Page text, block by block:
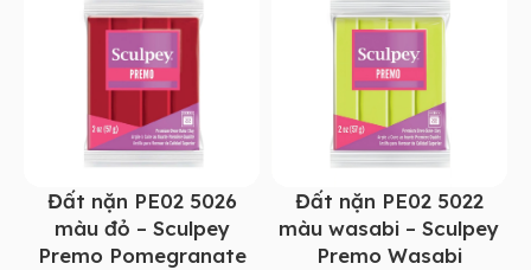
Đất nặn PE02 5026
màu đỏ – Sculpey
Premo Pomegranate
Đất nặn PE02 5022
màu wasabi – Sculpey
Premo Wasabi